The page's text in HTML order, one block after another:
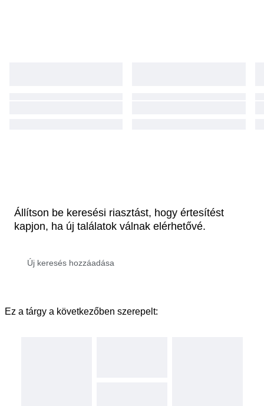
Állítson be keresési riasztást, hogy értesítést
kapjon, ha új találatok válnak elérhetővé.
Ez a tárgy a következőben szerepelt: